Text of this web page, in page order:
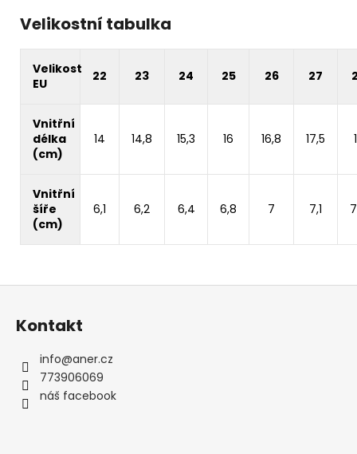
Velikostní tabulka
Velikost
EU
22 23 24 25 26 27
Vnitřní
délka
(cm)
14 14,8 15,3 16 16,8 17,5
Vnitřní
šíře
(cm)
6,1 6,2 6,4 6,8 7 7,1
Z
Kontakt
info@aner.cz
773906069
náš facebook